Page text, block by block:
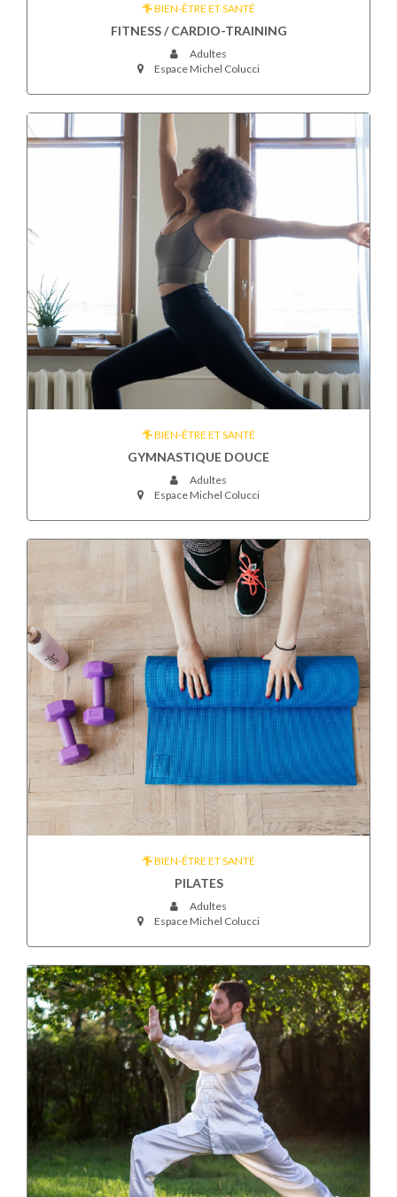
BIEN-ÊTRE ET SANTÉ
FITNESS / CARDIO-TRAINING
Adultes
Espace Michel Colucci
BIEN-ÊTRE ET SANTÉ
GYMNASTIQUE DOUCE
Adultes
Espace Michel Colucci
BIEN-ÊTRE ET SANTÉ
PILATES
Adultes
Espace Michel Colucci